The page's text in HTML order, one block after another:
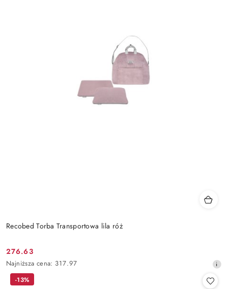
Recobed Torba Transportowa lila róż
Cena
promocyjna:
276.63
Najniższa
cena
Najniższa cena: 317.97
-13%